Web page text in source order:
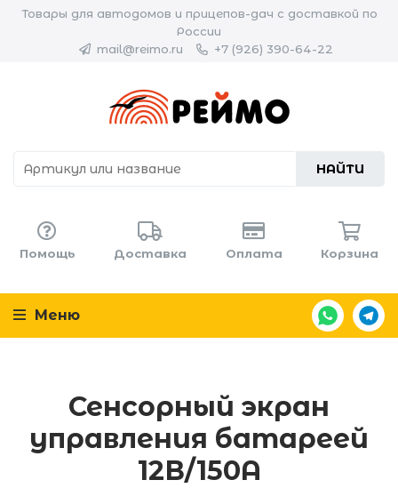
Товары для автодомов и прицепов-дач с доставкой по
России
mail@reimo.ru
+7 (926) 390-64-22
НАЙТИ
Помощь Доставка Оплата Корзина
Меню
Сенсорный экран
управления батареей
12В/150А